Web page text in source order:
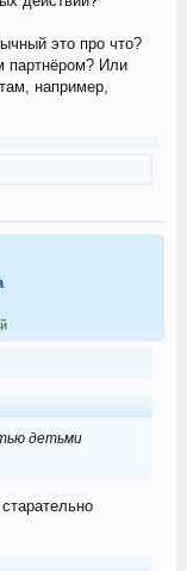
это про что?
партнёром? Или
например,
детьми